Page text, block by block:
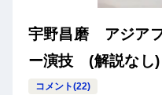
宇野昌磨 アジア
ー演技 (解説なし)
コメント(22)